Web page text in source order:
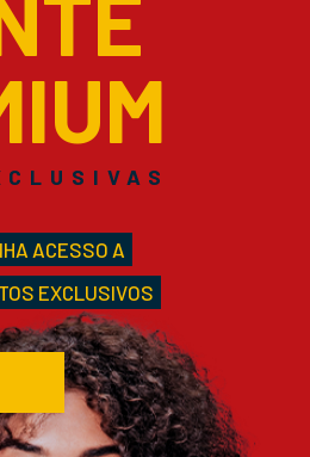
ACESSO A
EXCLUSIVOS